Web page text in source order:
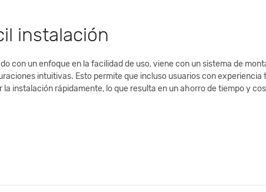
instalación
con un enfoque en la facilidad de uso, viene con un sistema de
intuitivas. Esto permite que incluso usuarios con experiencia
la instalación rápidamente, lo que resulta en un ahorro de tiempo y